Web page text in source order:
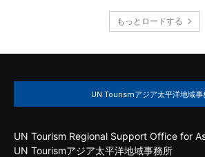
もっとロードする
UN Tourismアジア太平洋地域事
UN Tourism Regional Support Office for
UN Tourismアジア太平洋地域事務所